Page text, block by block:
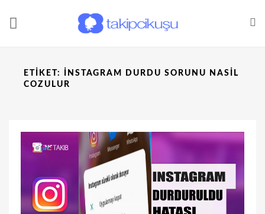
ETIKET:
INSTAGRAM DURDU SORUNU NASIL
COZULUR